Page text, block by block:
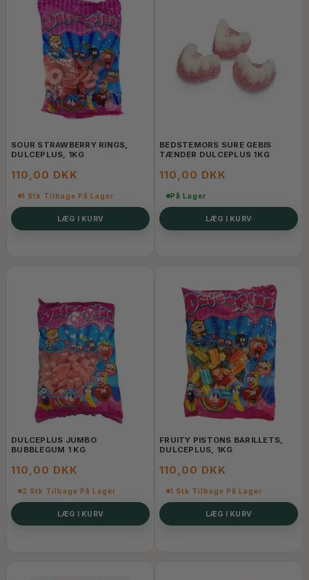
SOUR STRAWBERRY RINGS,
DULCEPLUS, 1KG
110,00 DKK
1 Stk Tilbage På Lager
LÆG I KURV
BEDSTEMORS SURE GEBIS
TÆNDER DULCEPLUS 1KG
110,00 DKK
På Lager
LÆG I KURV
DULCEPLUS JUMBO
BUBBLEGUM 1 KG
110,00 DKK
2 Stk Tilbage På Lager
LÆG I KURV
FRUITY PISTONS BARILLETS,
DULCEPLUS, 1KG
110,00 DKK
1 Stk Tilbage På Lager
LÆG I KURV